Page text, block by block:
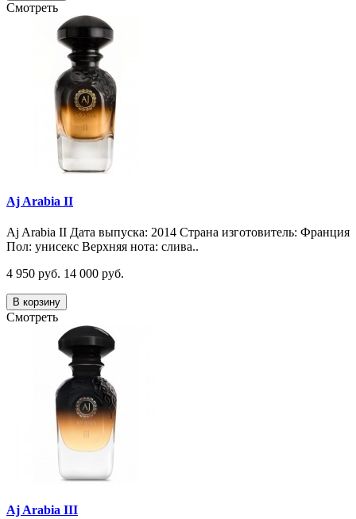
Смотреть
Aj Arabia II
Aj Arabia II Дата выпуска: 2014 Страна изготовитель: Франция
Пол: унисекс Верхняя нота: слива..
4 950 руб. 14 000 руб.
В корзину
Смотреть
Aj Arabia III